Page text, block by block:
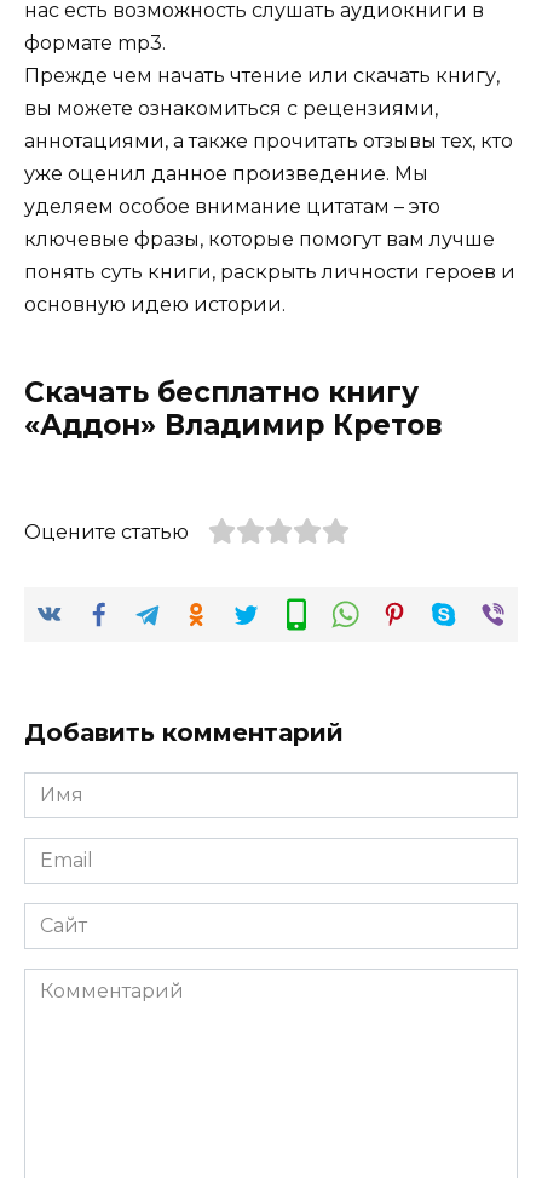
нас есть возможность слушать аудиокниги в
формате mp3.
Прежде чем начать чтение или скачать книгу,
вы можете ознакомиться с рецензиями,
аннотациями, а также прочитать отзывы тех, кто
уже оценил данное произведение. Мы
уделяем особое внимание цитатам – это
ключевые фразы, которые помогут вам лучше
понять суть книги, раскрыть личности героев и
основную идею истории.
Скачать бесплатно книгу
«Аддон» Владимир Кретов
Оцените статью
Добавить комментарий
Имя
*
Email
*
Сайт
Комментарий